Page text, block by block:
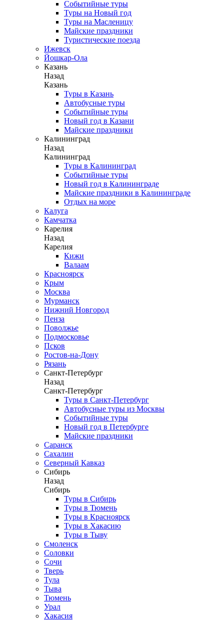
Событийные туры
Туры на Новый год
Туры на Масленицу
Майские праздники
Туристические поезда
Ижевск
Йошкар-Ола
Казань
Назад
Казань
Туры в Казань
Автобусные туры
Событийные туры
Новый год в Казани
Майские праздники
Калининград
Назад
Калининград
Туры в Калининград
Событийные туры
Новый год в Калининграде
Майские праздники в Калининграде
Отдых на море
Калуга
Камчатка
Карелия
Назад
Карелия
Кижи
Валаам
Красноярск
Крым
Москва
Мурманск
Нижний Новгород
Пенза
Поволжье
Подмосковье
Псков
Ростов-на-Дону
Рязань
Санкт-Петербург
Назад
Санкт-Петербург
Туры в Санкт-Петербург
Автобусные туры из Москвы
Событийные туры
Новый год в Петербурге
Майские праздники
Саранск
Сахалин
Северный Кавказ
Сибирь
Назад
Сибирь
Туры в Сибирь
Туры в Тюмень
Туры в Красноярск
Туры в Хакасию
Туры в Тыву
Смоленск
Соловки
Сочи
Тверь
Тула
Тыва
Тюмень
Урал
Хакасия